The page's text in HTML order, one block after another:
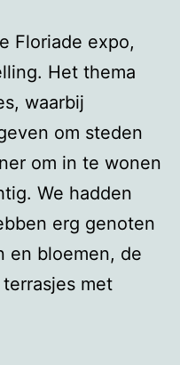
Floriade expo,
Het thema
waarbij
om steden
om in te wonen
We hadden
erg genoten
en bloemen, de
met